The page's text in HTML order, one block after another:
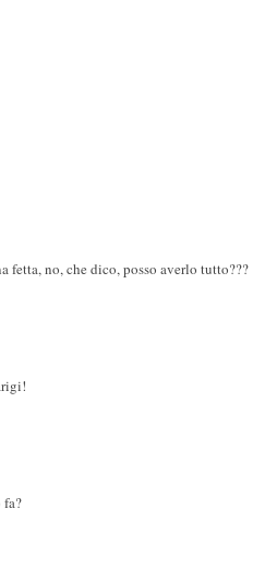
fetta, no, che dico, posso averlo tutto???
fa?